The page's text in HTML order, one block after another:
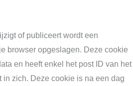
of publiceert wordt een
browser opgeslagen. Deze cookie
en heeft enkel het post ID van het
in zich. Deze cookie is na een dag